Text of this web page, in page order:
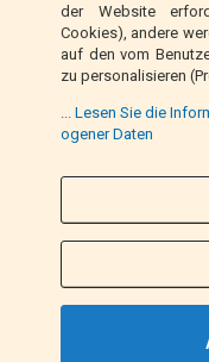
der Website
Cookies), andere
auf den vom
zu personalisieren
... Lesen Sie die
ogener Daten
Nachnahme
F
c
e
I
s
t